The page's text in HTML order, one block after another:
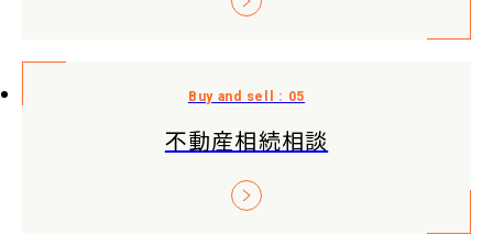
不動産相続相談